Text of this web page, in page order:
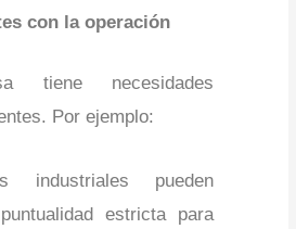
con la operación
tiene necesidades
Por ejemplo:
industriales pueden
estricta para